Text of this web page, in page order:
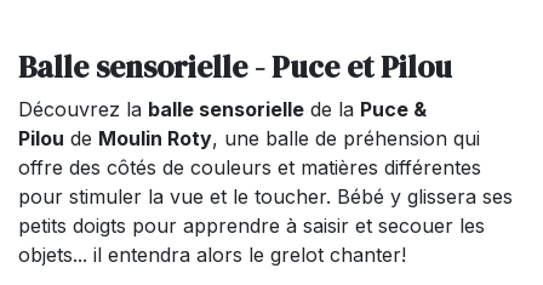
Balle sensorielle - Puce et Pilou
Découvrez la balle sensorielle de la Puce &
Pilou de Moulin Roty, une balle de préhension qui
offre des côtés de couleurs et matières différentes
pour stimuler la vue et le toucher. Bébé y glissera ses
petits doigts pour apprendre à saisir et secouer les
objets... il entendra alors le grelot chanter!